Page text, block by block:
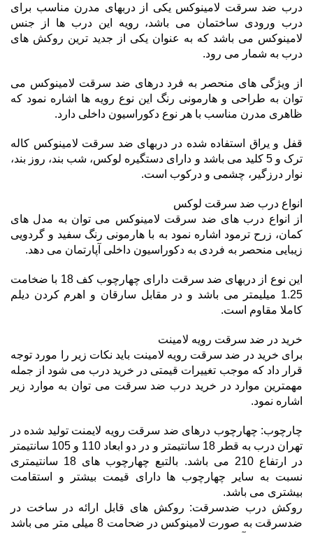
درب ضد سرقت لامینوکس یکی از دربهای مدرن مناسب برای
درب ورودی ساختمان می باشد، رویه این درب ها از جنس
لامینوکس می باشد که به عنوان یکی از جدید ترین روکش های
درب به شمار می رود.
از ویژگی های منحصر به فرد درهای ضد سرقت لامینوکس می
توان به طراحی و هارمونی رنگ این نوع رویه ها اشاره نمود که
ظاهری مدرن مناسب با هر نوع دکوراسیون داخلی دارد.
قفل و یراق استفاده شده در دربهای ضد سرقت لامینوکس کاله
ترک و 5 کلید می باشد و دارای دستگیره لوکس، شب بند، روز بند،
نوار درزگیر، چشمی و درکوب است.
انواع درب ضد سرقت لوکس
از انواع درب های ضد سرقت لامینوکس می توان به مدل های
کمان، زرح ترمود اشاره نمود به با هارمونی رنگ سفید و گردویی
زیبایی منحصر به فردی به دکوراسیون داخلی آپارتمان می دهد.
این نوع از دربهای ضد سرقت دارای چهارچوب کف 18 با ضخامت
1.25 میلیمتر می باشد و در مقابل سارقان و اهرم کردن دیلم
کاملا مقاوم است.
خرید در ضد سرقت رویه لامینت
برای خرید در ضد سرقت رویه لامینت باید نکات زیر را مورد توجه
قرار داد که موجب تغییرات قیمتی در خرید درب می شود از جمله
مهمترین موارد در خرید درب ضد سرقت می توان به موارد زیر
اشاره نمود.
چارچوب: چهارچوب درهای ضد سرقت رویه لایمنت تولید شده در
تهران درب به قطر 18 سانتیمتر و در دو ابعاد 110 و 105 سانتیمتر
در ارتفاع 210 می باشد. بالتبع چهارچوب های 18 سانتیمتری
نسبت به سایر چهارچوب ها دارای قیمت بیشتر و استقامت
بیشتری می باشد.
روکش درب ضدسرقت: روکش های قابل ارائه در ساخت در
ضدسرقت به صورت لامینوکس در ضحامت 8 میلی متر می باشد